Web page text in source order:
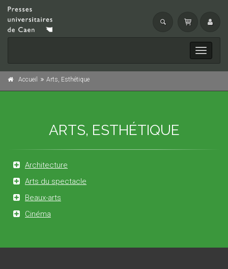
Toggle
Accueil Arts, Esthétique
ARTS, ESTHÉTIQUE
Architecture
Arts du spectacle
Beaux-arts
Cinéma